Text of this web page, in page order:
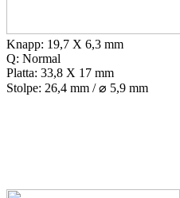
Knapp: 19,7 X 6,3 mm
Q: Normal
Platta: 33,8 X 17 mm
Stolpe: 26,4 mm / ⌀ 5,9 mm